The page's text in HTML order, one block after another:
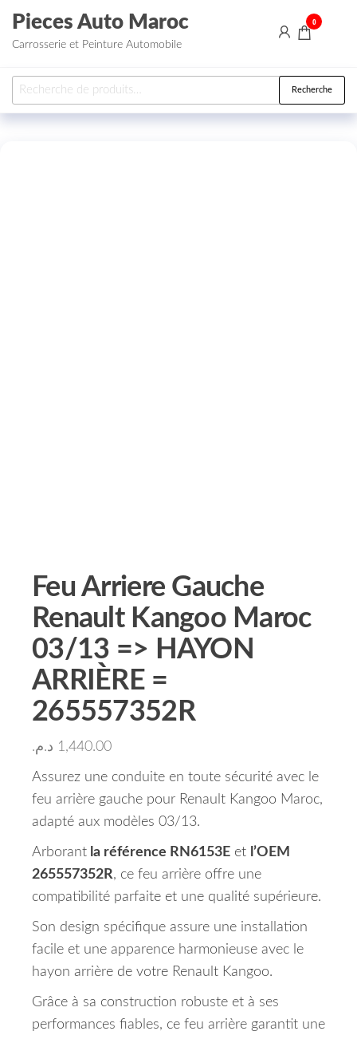
Aller au contenu
Pieces Auto Maroc
Carrosserie et Peinture Automobile
0
Recherche pour : Recherche
Feu Arriere Gauche
Renault Kangoo Maroc
03/13 => HAYON
ARRIÈRE =
265557352R
1,440.00 د.م.
Assurez une conduite en toute sécurité avec le
feu arrière gauche pour Renault Kangoo Maroc,
adapté aux modèles 03/13.
Arborant la référence RN6153E et l’OEM
265557352R, ce feu arrière offre une
compatibilité parfaite et une qualité supérieure.
Son design spécifique assure une installation
facile et une apparence harmonieuse avec le
hayon arrière de votre Renault Kangoo.
Grâce à sa construction robuste et à ses
performances fiables, ce feu arrière garantit une